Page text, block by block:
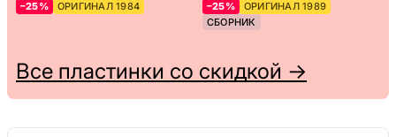
–25% ОРИГИНАЛ 1984 –25%
ОРИГИНАЛ 1989
СБОРНИК
Все пластинки со скидкой →